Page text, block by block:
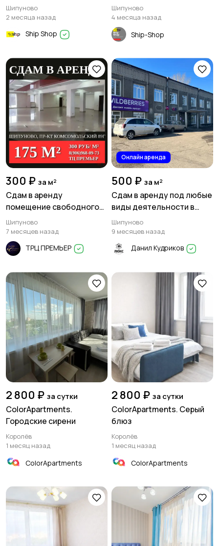
номер 2 магазина «Луч»
по улице Мамонтова 80
Шипуново
2 месяца назад
Ship Shop
Шипуново
4 месяца назад
Ship-Shop
300 ₽ за м²
Сдам в аренду
помещение свободного
назначения площадью 175
м² в Шипуново
Шипуново
7 месяцев назад
ТРЦ ПРЕМЬЕР
Онлайн аренда
500 ₽ за м²
Сдам в аренду под любые
виды деятельности в
Шипуново, Алтайский край
Шипуново
9 месяцев назад
Данил Кудриков
2 800 ₽ за сутки
ColorApartments.
Городские сирени
Королёв
1 месяц назад
ColorApartments
2 800 ₽ за сутки
ColorApartments. Серый
блюз
Королёв
1 месяц назад
ColorApartments